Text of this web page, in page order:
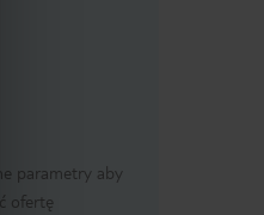
parametry aby
ofertę